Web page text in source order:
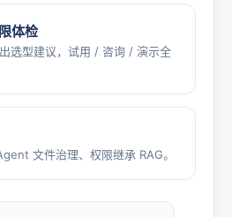
体检
选型建议，试用 / 咨询 / 演示全
文件治理、权限继承 RAG。